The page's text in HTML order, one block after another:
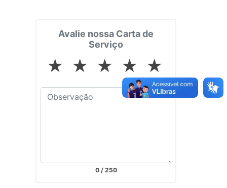
Avalie nossa Carta de
Serviço
★ ★ ★ ★ ★
0/ 250